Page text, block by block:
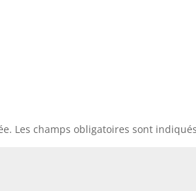
Les champs obligatoires sont